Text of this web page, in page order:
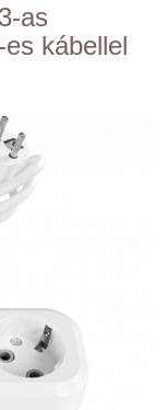
as
kábellel